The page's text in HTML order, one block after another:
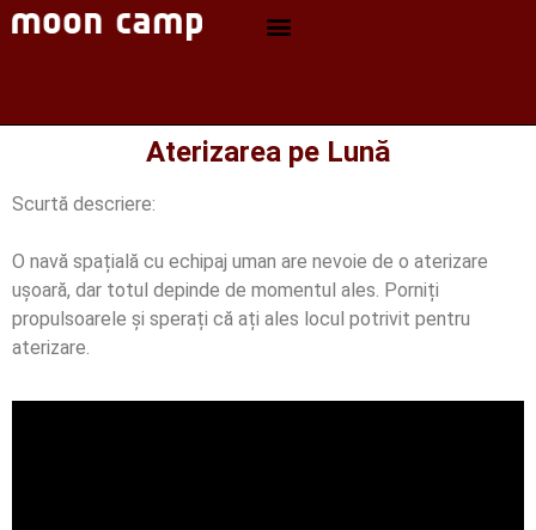
Aterizarea pe Lună
Scurtă descriere:
O navă spațială cu echipaj uman are nevoie de o aterizare
ușoară, dar totul depinde de momentul ales. Porniți
propulsoarele și sperați că ați ales locul potrivit pentru
aterizare.